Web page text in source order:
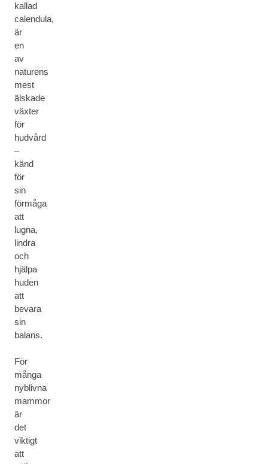
kallad
calendula,
är
en
av
naturens
mest
älskade
växter
för
hudvård
–
känd
för
sin
förmåga
att
lugna,
lindra
och
hjälpa
huden
att
bevara
sin
balans.
För
många
nyblivna
mammor
är
det
viktigt
att